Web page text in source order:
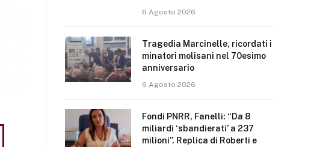
6 Agosto 2026
Tragedia Marcinelle, ricordati i
minatori molisani nel 70esimo
anniversario
6 Agosto 2026
Fondi PNRR, Fanelli: “Da 8
miliardi ‘sbandierati’ a 237
milioni”. Replica di Roberti e